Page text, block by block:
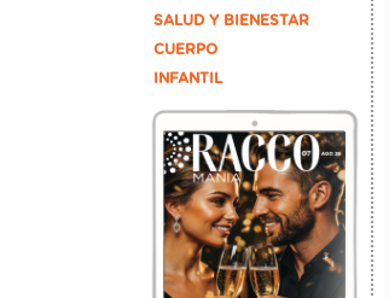
SALUD Y BIENESTAR
CUERPO
INFANTIL